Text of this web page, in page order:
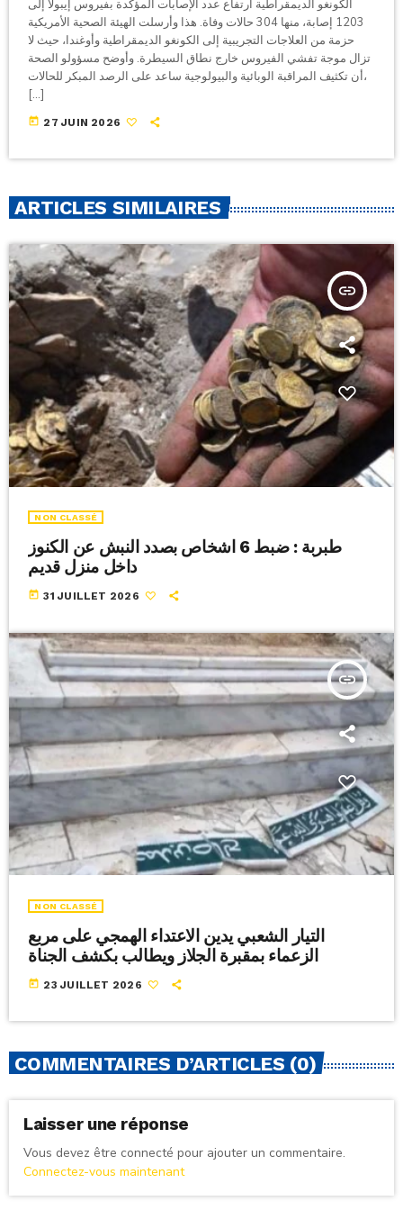
الكونغو الديمقراطية ارتفاع عدد الإصابات المؤكدة بفيروس إيبولا إلى
1203 إصابة، منها 304 حالات وفاة. هذا وأرسلت الهيئة الصحية الأمريكية
حزمة من العلاجات التجريبية إلى الكونغو الديمقراطية وأوغندا، حيث لا
تزال موجة تفشي الفيروس خارج نطاق السيطرة. وأوضح مسؤولو الصحة
أن تكثيف المراقبة الوبائية والبيولوجية ساعد على الرصد المبكر للحالات،
[…]
today 27 JUIN 2026
ARTICLES SIMILAIRES
insert_link
NON CLASSÉ
طبربة : ضبط 6 اشخاص بصدد النبش عن الكنوز
داخل منزل قديم
today 31 JUILLET 2026
insert_link
NON CLASSÉ
التيار الشعبي يدين الاعتداء الهمجي على مربع
الزعماء بمقبرة الجلاز ويطالب بكشف الجناة
today 23 JUILLET 2026
COMMENTAIRES D’ARTICLES (0)
Laisser une réponse
Vous devez être connecté pour ajouter un commentaire.
Connectez-vous maintenant